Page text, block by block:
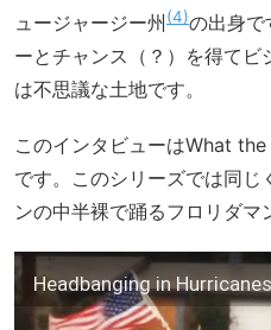
ュージャージー州 4 の出身で
ーとチャンス（？）を得て
は不思議な土地です。
このインタビューはWhat
です。このシリーズでは同
ンの中半裸で踊るフロリダマ